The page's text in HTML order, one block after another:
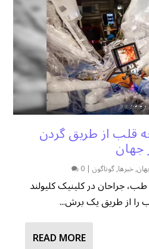
قلب از طریق گردن
جهان
,خبرها,گوناگون |
0
جراحان در کلینیک کلیولند
را از طریق یک برش...
READ MORE